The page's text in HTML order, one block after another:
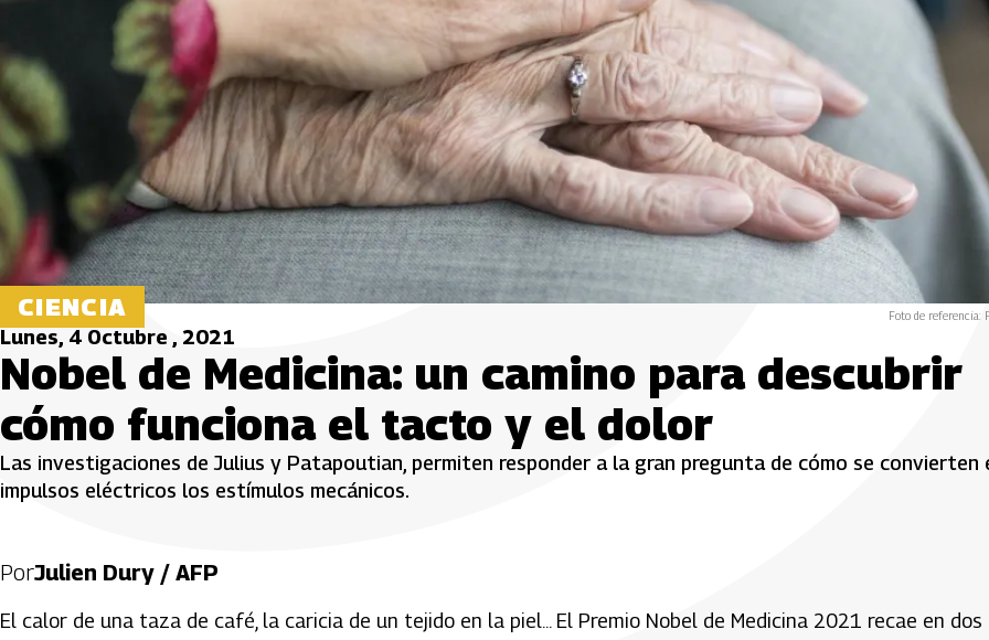
CIENCIA Foto de referencia:
Lunes, 4 Octubre , 2021
Nobel de Medicina: un camino para descubrir
cómo funciona el tacto y el dolor
Las investigaciones de Julius y Patapoutian, permiten responder a la gran pregunta de cómo se convierten
impulsos eléctricos los estímulos mecánicos.
PorJulien Dury / AFP
El calor de una taza de café, la caricia de un tejido en la piel... El Premio Nobel de Medicina 2021 recae en dos